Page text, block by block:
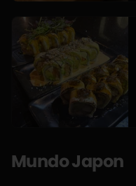
Mundo Japon